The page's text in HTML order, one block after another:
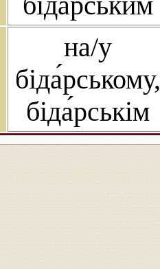
на/у
біда́рському,
біда́рськім